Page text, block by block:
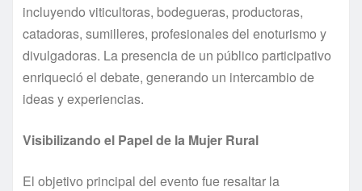
incluyendo viticultoras, bodegueras, productoras,
catadoras, sumilleres, profesionales del enoturismo y
divulgadoras. La presencia de un público participativo
enriqueció el debate, generando un intercambio de
ideas y experiencias.
Visibilizando el Papel de la Mujer Rural
El objetivo principal del evento fue resaltar la